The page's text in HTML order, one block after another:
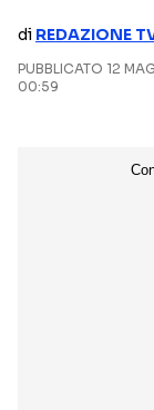
Categorie
di REDAZIONE
PUBBLICATO 12
00:59